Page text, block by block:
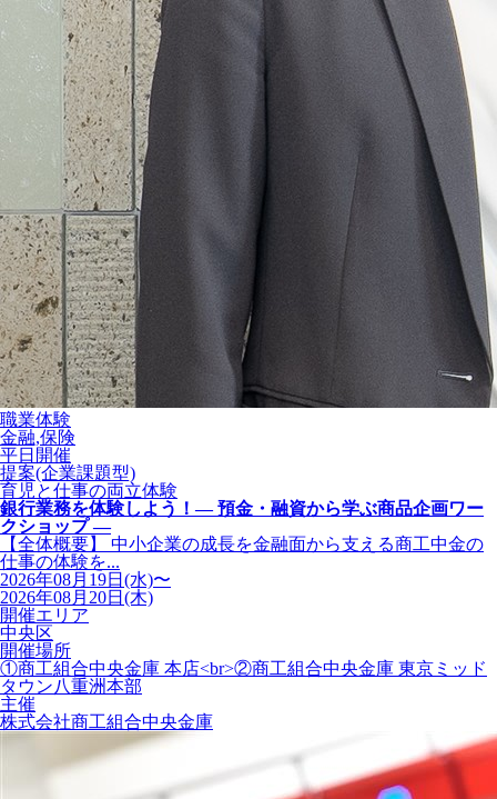
職業体験
金融,保険
平日開催
提案(企業課題型)
育児と仕事の両立体験
銀行業務を体験しよう！― 預金・融資から学ぶ商品企画ワー
クショップ ―
【全体概要】 中小企業の成長を金融面から支える商工中金の
仕事の体験を...
2026年08月19日(水)〜
2026年08月20日(木)
開催エリア
中央区
開催場所
①商工組合中央金庫 本店<br>②商工組合中央金庫 東京ミッド
タウン八重洲本部
主催
株式会社商工組合中央金庫